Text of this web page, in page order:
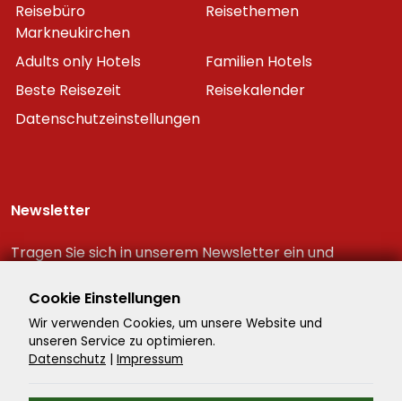
Reisebüro
Markneukirchen
Reisethemen
Adults only Hotels
Familien Hotels
Beste Reisezeit
Reisekalender
Datenschutzeinstellungen
Newsletter
Tragen Sie sich in unserem Newsletter ein und
Reiseschnäppchen!
Cookie Einstellungen
Wir verwenden Cookies, um unsere Website und
unseren Service zu optimieren.
Datenschutz | Impressum